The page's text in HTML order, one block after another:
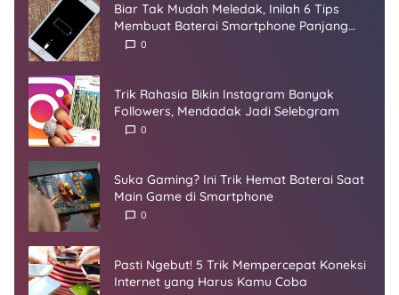
Biar Tak Mudah Meledak, Inilah 6 Tips
Membuat Baterai Smartphone Panjang
Umur
0
Trik Rahasia Bikin Instagram Banyak
Followers, Mendadak Jadi Selebgram
0
Suka Gaming? Ini Trik Hemat Baterai Saat
Main Game di Smartphone
0
Pasti Ngebut! 5 Trik Mempercepat Koneksi
Internet yang Harus Kamu Coba